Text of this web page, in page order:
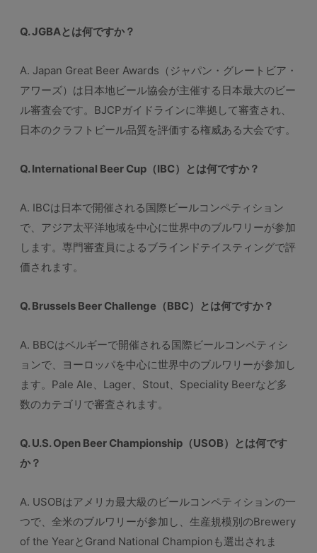
Q. JGBAとは何ですか？
A. Japan Great Beer Awards（ジャパン・グレートビア・
アワーズ）は日本地ビール協会が主催する日本最大のビー
ル審査会です。BJCPガイドラインに準拠して審査され、
日本のクラフトビール品質を評価する権威ある大会です。
Q. International Beer Cup（IBC）とは何ですか？
A. IBCは日本で開催される国際ビールコンペティション
で、アジア太平洋地域を中心に世界中のブルワリーが参加
します。専門審査員によるブラインドテイスティングで評
価されます。
Q. Brussels Beer Challenge（BBC）とは何ですか？
A. BBCはベルギーで開催される国際ビールコンペティシ
ョンで、ヨーロッパを中心に世界中のブルワリーが参加し
ます。Pale Ale、Lager、Stout、Speciality Beerなど多
数のカテゴリで審査されます。
Q. U.S. Open Beer Championship（USOB）とは何です
か？
A. USOBはアメリカ最大級のビールコンペティションの一
つで、全米のブルワリーが参加し、生産規模別のBrewery
of the YearとGrand National Championも選出されま